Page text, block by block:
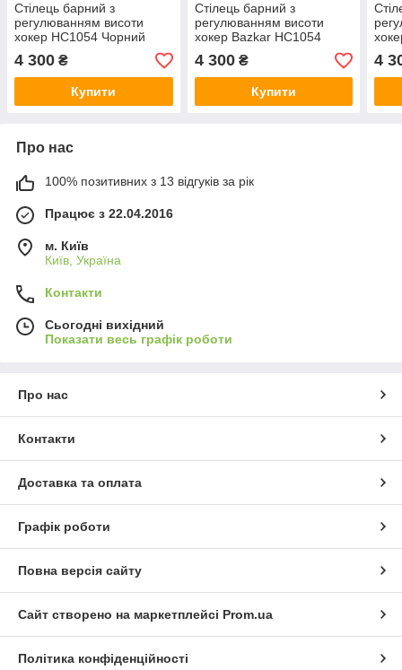
Стілець барний з
регулюванням висоти
хокер HC1054 Чорний
4 300 ₴
Купити
Стілець барний з
регулюванням висоти
хокер Bazkar HC1054
Білий
4 300₴
Купити
4
Про нас
100% позитивних з 13 відгуків за рік
Працює з 22.04.2016
м. Київ
Київ, Україна
Контакти
Сьогодні вихідний
Показати весь графік роботи
Про нас
Контакти
Доставка та оплата
Графік роботи
Повна версія сайту
Сайт створено на маркетплейсі Prom.ua
Політика конфіденційності